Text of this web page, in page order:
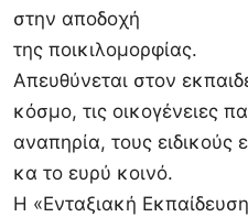
στην αποδοχή
της ποικιλομορφίας.
Απευθύνεται στον
κόσμο, τις οικογένειες
αναπηρία, τους ειδικούς
κα το ευρύ κοινό.
Η «Ενταξιακή